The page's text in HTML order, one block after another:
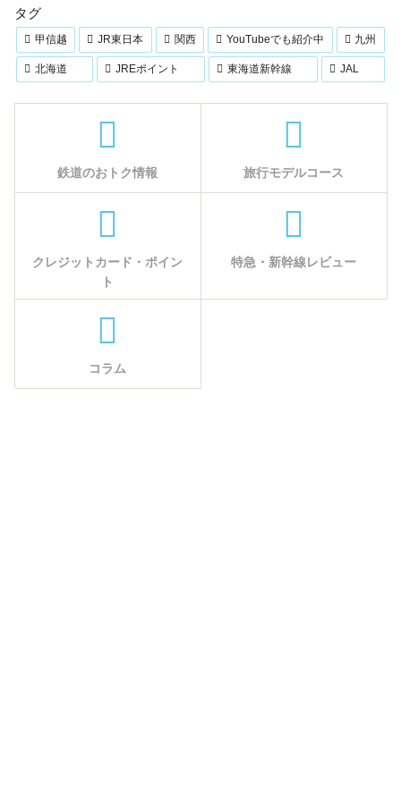
タグ
甲信越 JR東日本 関西 YouTubeでも紹介中 九州
北海道 JREポイント 東海道新幹線 JAL
鉄道のおトク情報 旅行モデルコース
クレジットカード・ポイン
ト
特急・新幹線レビュー
コラム